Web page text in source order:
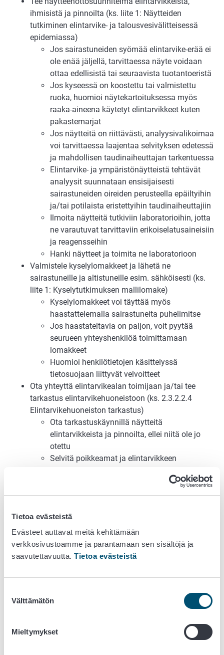
Tietoa evästeistä
Evästeet auttavat meitä kehittämään
verkkosivustoamme ja parantamaan sen sisältöjä ja
saavutettavuutta. Tietoa evästeistä
valinta
Välttämätön
Mieltymykset
ihmisistä ja pinnoilta (ks. liite 1: Näytteiden
tutkiminen elintarvike- ja talousvesivälitteisessä
epidemiassa)
Jos sairastuneiden syömää elintarvike-erää ei
ole enää jäljellä, tarvittaessa näyte voidaan
ottaa edellisistä tai seuraavista tuotantoeristä
Jos kyseessä on koostettu tai valmistettu
ruoka, huomioi näytekartoituksessa myös
raaka-aineena käytetyt elintarvikkeet kuten
pakastemarjat
Jos näytteitä on riittävästi, analyysivalikoimaa
voi tarvittaessa laajentaa selvityksen edetessä
ja mahdollisen taudinaiheuttajan tarkentuessa
Elintarvike- ja ympäristönäytteistä tehtävät
analyysit suunnataan ensisijaisesti
sairastuneiden oireiden perusteella epäiltyihin
ja/tai potilaista eristettyihin taudinaiheuttajiin
Ilmoita näytteitä tutkiviin laboratorioihin, jotta
ne varautuvat tarvittaviin erikoiselatusaineisiin
ja reagensseihin
Hanki näytteet ja toimita ne laboratorioon
Valmistele kyselylomakkeet ja lähetä ne
sairastuneille ja altistuneille esim. sähköisesti (ks.
liite 1: Kyselytutkimuksen mallilomake)
Kyselylomakkeet voi täyttää myös
haastattelemalla sairastuneita puhelimitse
Jos haastateltavia on paljon, voit pyytää
seurueen yhteyshenkilöä toimittamaan
lomakkeet
Huomioi henkilötietojen käsittelyssä
tietosuojaan liittyvät velvoitteet
Ota yhteyttä elintarvikealan toimijaan ja/tai tee
tarkastus elintarvikehuoneistoon (ks. 2.3.2.2.4
Elintarvikehuoneiston tarkastus)
Ota tarkastuskäynnillä näytteitä
elintarvikkeista ja pinnoilta, ellei niitä ole jo
otettu
Selvitä poikkeamat ja elintarvikkeen
Selvitä onko epäiltyä tuotetta jäljellä, tarjolla,
tai kaupallisen elintarvikkeen ollessa
parasta ennen -päiväys tai viimeinen
käyttöpäivä on
Neuvo ja ohjaa toimijaa
Selvitä missä vaiheessa elintarvikeketjua
Elintarvikeketjun alku- vai loppupäässä,
Tarkastele kerättyjä tietoja: Tukevatko ne
sairastuneisiin voi tukea tai heikentää myös